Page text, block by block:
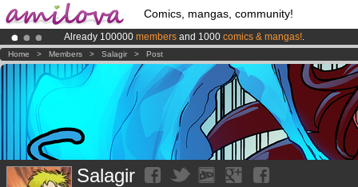
Comics, mangas, community!
Already 100000 members and 1000 comics & mangas!.
Premium membership from3.95 eurosper month !Get membership
AmilovaKickstarter is now LIVE!.
Home > Members > Salagir > Post
Salagir